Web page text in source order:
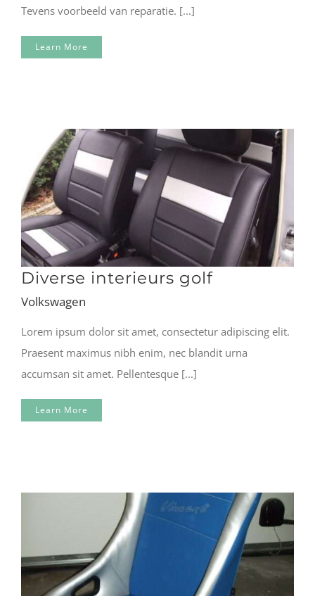
Tevens voorbeeld van reparatie. [...]
Learn More
Diverse interieurs golf
Volkswagen
Lorem ipsum dolor sit amet, consectetur adipiscing elit.
Praesent maximus nibh enim, nec blandit urna
accumsan sit amet. Pellentesque [...]
Learn More